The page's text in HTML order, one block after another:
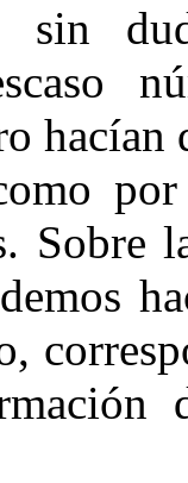
sin
hacían
por
Sobre